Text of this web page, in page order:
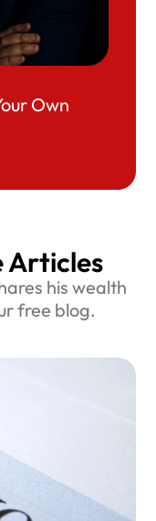
Own
Articles
his wealth
free blog.